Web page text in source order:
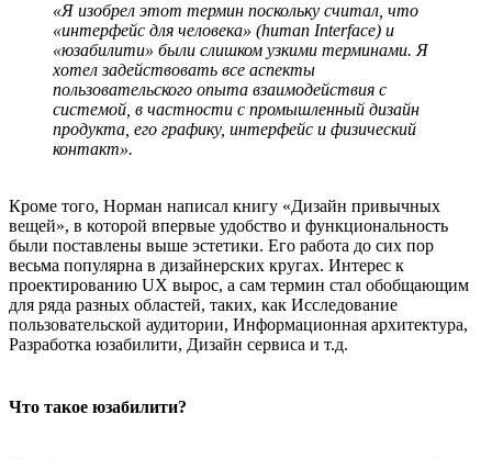
«Я изобрел этот термин поскольку считал, что
«интерфейс для человека» (human Interface) и
«юзабилити» были слишком узкими терминами. Я
хотел задействовать все аспекты
пользовательского опыта взаимодействия с
системой, в частности с промышленный дизайн
продукта, его графику, интерфейс и физический
контакт».
Кроме того, Норман написал книгу «Дизайн привычных
вещей», в которой впервые удобство и функциональность
были поставлены выше эстетики. Его работа до сих пор
весьма популярна в дизайнерских кругах. Интерес к
проектированию UX вырос, а сам термин стал обобщающим
для ряда разных областей, таких, как Исследование
пользовательской аудитории, Информационная архитектура,
Разработка юзабилити, Дизайн сервиса и т.д.
Что такое юзабилити?